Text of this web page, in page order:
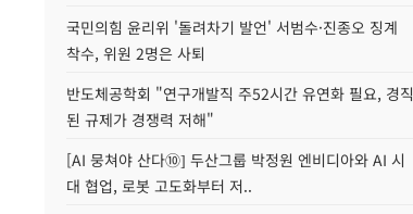
국민의힘 윤리위 '돌려차기 발언' 서범수·진종오 징계
착수, 위원 2명은 사퇴
반도체공학회 "연구개발직 주52시간 유연화 필요, 경직
된 규제가 경쟁력 저해"
[AI 뭉쳐야 산다⑩] 두산그룹 박정원 엔비디아와 AI 시
대 협업, 로봇 고도화부터 저..